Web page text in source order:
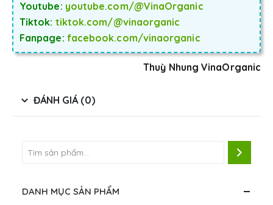
Youtube: youtube.com/@VinaOrganic
Tiktok: tiktok.com/@vinaorganic
Fanpage: facebook.com/vinaorganic
Thuỳ Nhung VinaOrganic
ĐÁNH GIÁ (0)
DANH MỤC SẢN PHẨM